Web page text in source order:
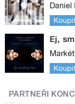
Daniel
Ej,
PARTNEŘI